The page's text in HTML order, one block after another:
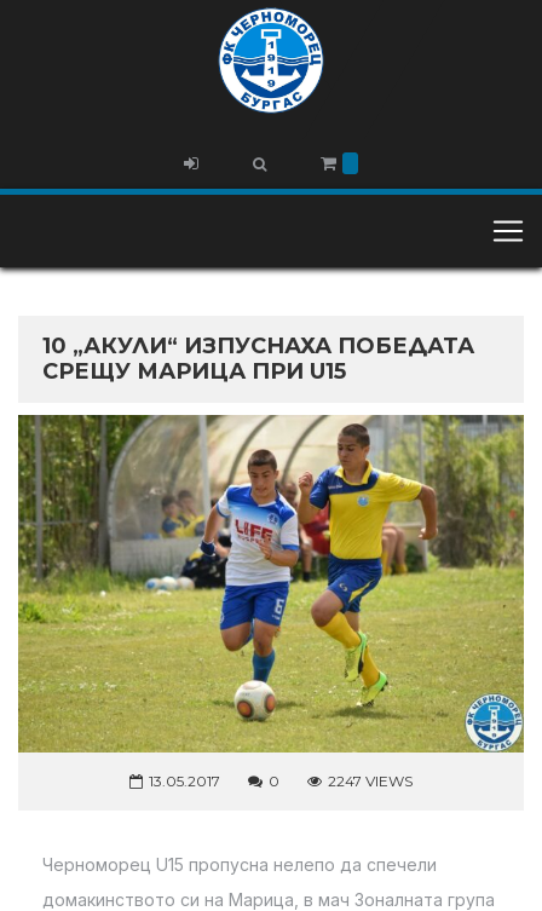
10 „АКУЛИ“ ИЗПУСНАХА ПОБЕДАТА
СРЕЩУ МАРИЦА ПРИ U15
13.05.2017 0 2247 VIEWS
Черноморец U15 пропусна нелепо да спечели
домакинството си на Марица, в мач Зоналната група